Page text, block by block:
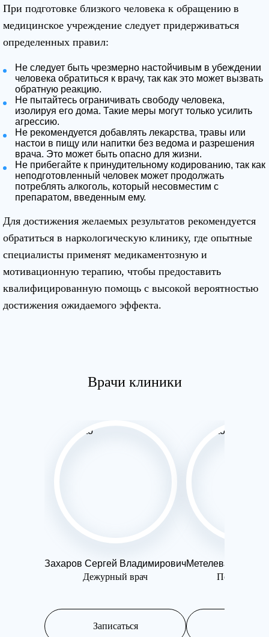
При подготовке близкого человека к обращению в
медицинское учреждение следует придерживаться
определенных правил:
Не следует быть чрезмерно настойчивым в убеждении
человека обратиться к врачу, так как это может вызвать
обратную реакцию.
Не пытайтесь ограничивать свободу человека,
изолируя его дома. Такие меры могут только усилить
агрессию.
Не рекомендуется добавлять лекарства, травы или
настои в пищу или напитки без ведома и разрешения
врача. Это может быть опасно для жизни.
Не прибегайте к принудительному кодированию, так как
неподготовленный человек может продолжать
потреблять алкоголь, который несовместим с
препаратом, введенным ему.
Для достижения желаемых результатов рекомендуется
обратиться в наркологическую клинику, где опытные
специалисты применят медикаментозную и
мотивационную терапию, чтобы предоставить
квалифицированную помощь с высокой вероятностью
достижения ожидаемого эффекта.
Врачи клиники
Захаров Сергей Владимирович
Дежурный врач
Записаться
Метелева Ольга